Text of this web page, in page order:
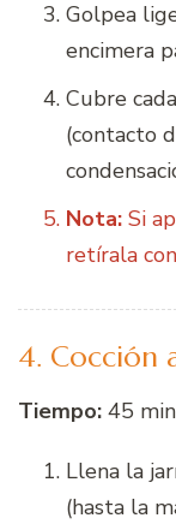
Golpea
encimera
Cubre
(contacto
Nota: Si
retírala
4. Cocción
Tiempo: 45
Llena la
(hasta la